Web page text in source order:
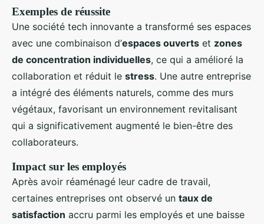
Exemples de réussite
Une société tech innovante a transformé ses espaces
avec une combinaison d’espaces ouverts et zones
de concentration individuelles, ce qui a amélioré la
collaboration et réduit le stress. Une autre entreprise
a intégré des éléments naturels, comme des murs
végétaux, favorisant un environnement revitalisant
qui a significativement augmenté le bien-être des
collaborateurs.
Impact sur les employés
Après avoir réaménagé leur cadre de travail,
certaines entreprises ont observé un taux de
satisfaction accru parmi les employés et une baisse